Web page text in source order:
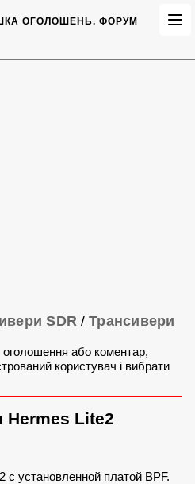
ОГОЛОШЕНЬ. ФОРУМ
SDR / Трансивери
або коментар,
користувач і вибрати
Hermes Lite2
установленной платой BPF.